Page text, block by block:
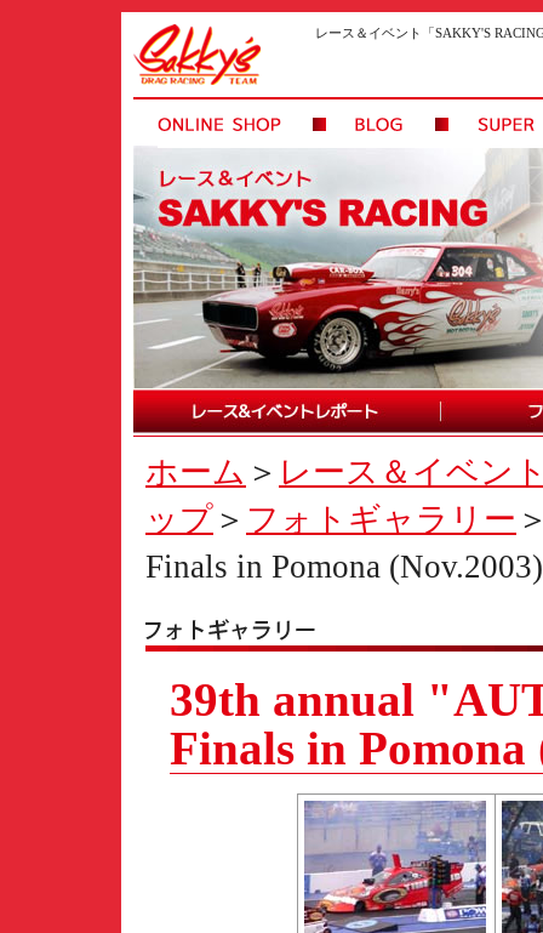
レース＆イベント「SAKKY'S
ホーム ＞ レース＆イベン
ップ ＞ フォトギャラリー
Finals in Pomona (Nov.2003)
39th annual
Finals in Pomona